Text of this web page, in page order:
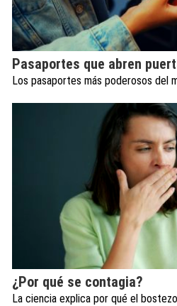
Pasaportes que abren
Los pasaportes más poderosos del
¿Por qué se contagia?
La ciencia explica por qué el